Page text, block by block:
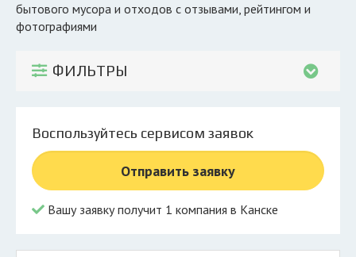
Компании
КОМПАНИЯМ
© 2026 Все права защищены
бытового мусора и отходов с отзывами, рейтингом и
фотографиями
ФИЛЬТРЫ
Воспользуйтесь сервисом заявок
Отправить заявку
Вашу заявку получит 1 компания в Канске